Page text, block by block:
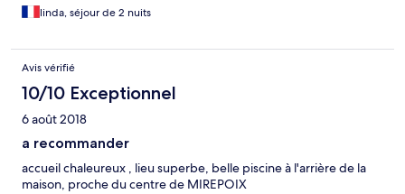
linda, séjour de 2 nuits
Avis vérifié
10/10 Exceptionnel
6 août 2018
a recommander
accueil chaleureux , lieu superbe, belle piscine à l'arrière de la
maison, proche du centre de MIREPOIX